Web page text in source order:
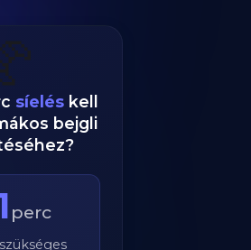
síeléskell
bejgli
perc
szükséges